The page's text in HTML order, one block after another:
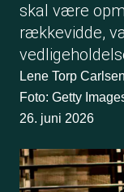
skal være
rækkevidde,
Lene Torp Carlsen
Foto: Getty
26. juni 2026